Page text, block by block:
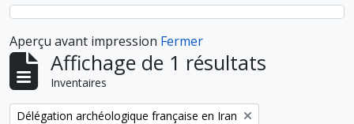
Aperçu avant impression Fermer
Affichage de 1 résultats
Inventaires
Remove filter:
Délégation archéologique française en Iran